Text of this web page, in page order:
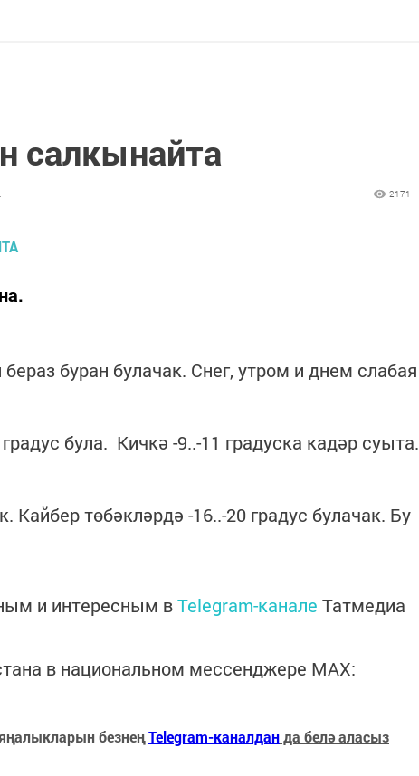
салкынайта
2171
буран булачак. Снег, утром и днем слабая
була. Кичкә -9..-11 градуска кадәр суыта.
Кайбер төбәкләрдә -16..-20 градус булачак. Бу
и интересным вTelegram-канале Татмедиа
в национальном мессенджере MАХ:
безнеңTelegram-каналданда белә аласыз